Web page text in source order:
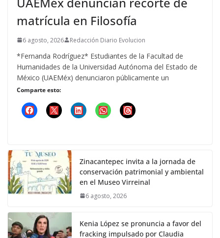
matrícula en Filosofía
6 agosto, 2026 Redacción Diario Evolucion
*Fernanda Rodríguez* Estudiantes de la Facultad de
Humanidades de la Universidad Autónoma del Estado de
México (UAEMéx) denunciaron públicamente un
Comparte esto:
Zinacantepec invita a la jornada de
conservación patrimonial y ambiental
en el Museo Virreinal
6 agosto, 2026
Kenia López se pronuncia a favor del
fracking impulsado por Claudia